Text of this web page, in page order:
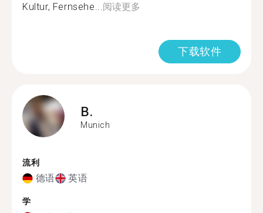
Kultur, Fernsehe... 阅读更多
下载软件
B.
Munich
流利
德语 英语
学